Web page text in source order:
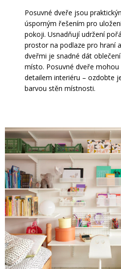
Posuvné dveře jsou
úsporným řešením pro
pokoji. Usnadňují udržení
prostor na podlaze pro hraní
dveřmi je snadné dát
místo. Posuvné dveře
detailem interiéru – ozdobte
barvou stěn místnosti.